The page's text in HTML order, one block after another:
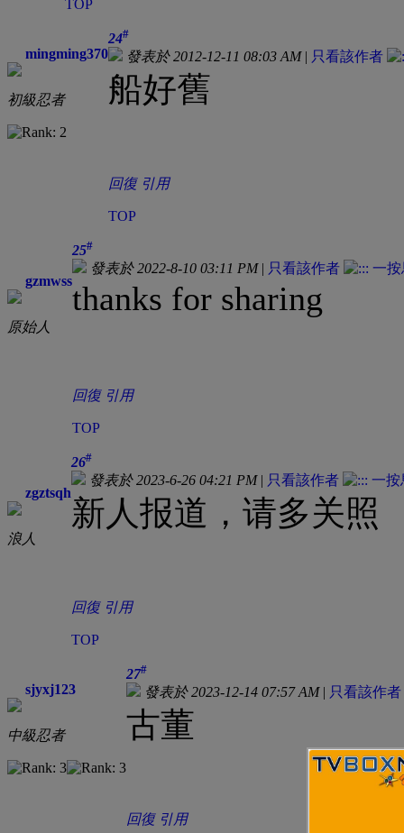
TOP
mingming370
初級忍者
24#
發表於 2012-12-11 08:03 AM| 只看該作者
船好舊
回復 引用
TOP
gzmwss
原始人
25#
發表於 2022-8-10 03:11 PM| 只看該作者
thanks for sharing
回復 引用
TOP
zgztsqh
浪人
26#
發表於 2023-6-26 04:21 PM| 只看該作者
新人报道，请多关照
回復 引用
TOP
sjyxj123
中級忍者
27#
發表於 2023-12-14 07:57 AM| 只看該作者
古董
回復 引用